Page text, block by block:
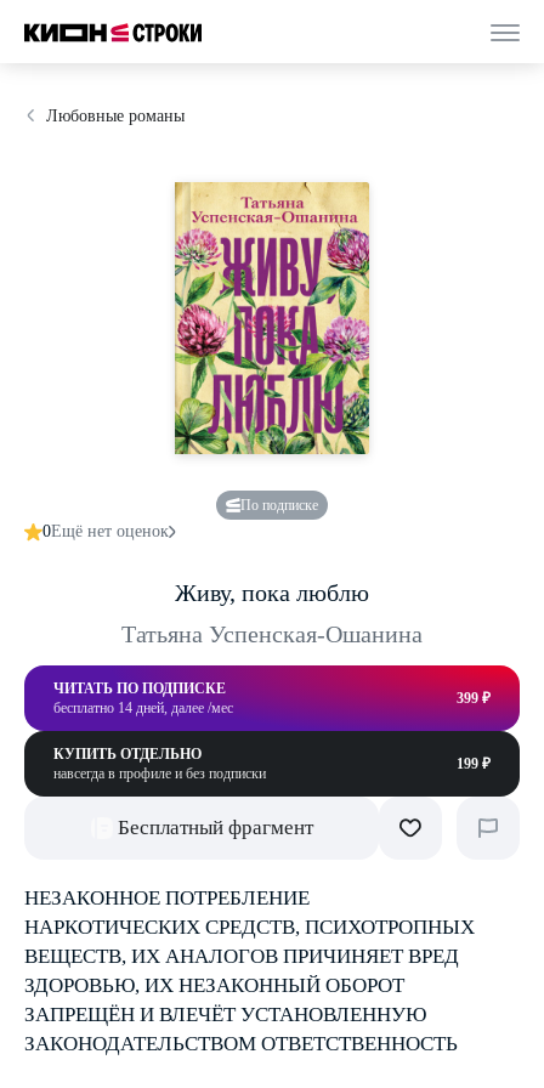
Любовные романы
По подписке
0Ещё нет оценок
Живу, пока люблю
Татьяна Успенская-Ошанина
ЧИТАТЬ ПО ПОДПИСКЕ
бесплатно 14 дней, далее /мес
399 ₽
КУПИТЬ ОТДЕЛЬНО
навсегда в профиле и без подписки
199 ₽
Бесплатный фрагмент
НЕЗАКОННОЕ ПОТРЕБЛЕНИЕ
НАРКОТИЧЕСКИХ СРЕДСТВ, ПСИХОТРОПНЫХ
ВЕЩЕСТВ, ИХ АНАЛОГОВ ПРИЧИНЯЕТ ВРЕД
ЗДОРОВЬЮ, ИХ НЕЗАКОННЫЙ ОБОРОТ
ЗАПРЕЩЁН И ВЛЕЧЁТ УСТАНОВЛЕННУЮ
ЗАКОНОДАТЕЛЬСТВОМ ОТВЕТСТВЕННОСТЬ